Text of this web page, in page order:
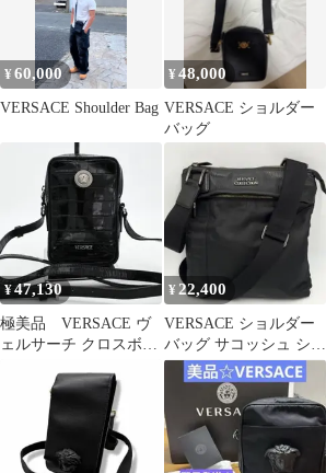
¥60,000
VERSACE Shoulder Bag
¥48,000
VERSACE ショルダー
バッグ
¥47,130
極美品 VERSACE ヴ
ェルサーチ クロスボデ
型押 黒
¥22,400
VERSACE ショルダー
バッグ サコッシュ シボ
革 レザー×ナイロン ロ
ゴ 黒